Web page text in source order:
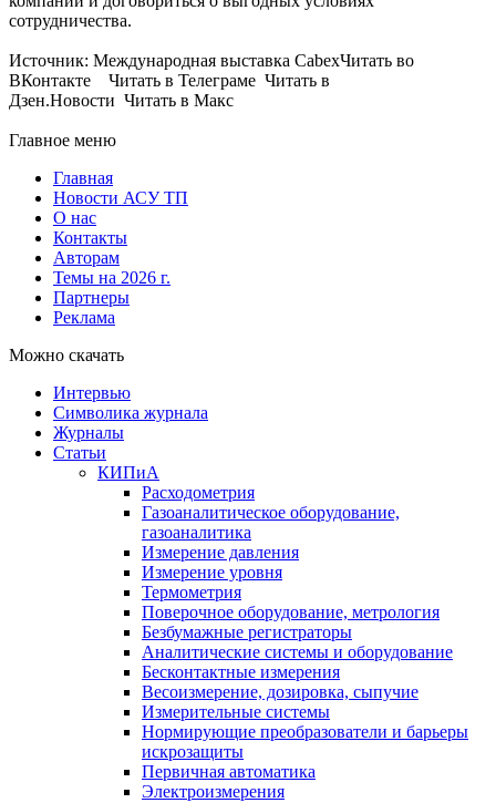
сотрудничества.
Источник: Международная выставка CabexЧитать во
ВКонтакте Читать в Телеграме Читать в
Дзен.Новости Читать в Макс
Главное меню
Главная
Новости АСУ ТП
О нас
Контакты
Авторам
Темы на 2026 г.
Партнеры
Реклама
Можно скачать
Интервью
Символика журнала
Журналы
Статьи
КИПиА
Расходометрия
Газоаналитическое оборудование,
газоаналитика
Измерение давления
Измерение уровня
Термометрия
Поверочное оборудование, метрология
Безбумажные регистраторы
Аналитические системы и оборудование
Бесконтактные измерения
Весоизмерение, дозировка, сыпучие
Измерительные системы
Нормирующие преобразователи и барьеры
искрозащиты
Первичная автоматика
Электроизмерения